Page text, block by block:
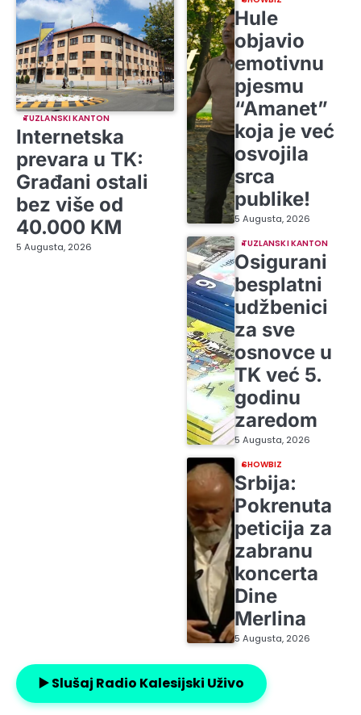
TUZLANSKI KANTON
Internetska
prevara u TK:
Građani ostali
bez više od
40.000 KM
5 Augusta, 2026
Hule
objavio
emotivnu
pjesmu
“Amanet”
koja je već
osvojila
srca
publike!
5 Augusta, 2026
TUZLANSKI KANTON
Osigurani
besplatni
udžbenici
za sve
osnovce u
TK već 5.
godinu
zaredom
5 Augusta, 2026
SHOWBIZ
Srbija:
Pokrenuta
peticija za
zabranu
koncerta
Dine
Merlina
5 Augusta, 2026
▶️ Slušaj Radio Kalesijski Uživo